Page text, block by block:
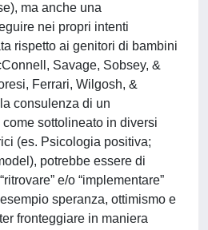
ma anche una
nei propri intenti
rispetto ai genitori di bambini
Savage, Sobsey, &
Ferrari, Wilgosh, &
consulenza di un
sottolineato in diversi
(es. Psicologia positiva;
potrebbe essere di
e/o “implementare”
speranza, ottimismo e
fronteggiare in maniera